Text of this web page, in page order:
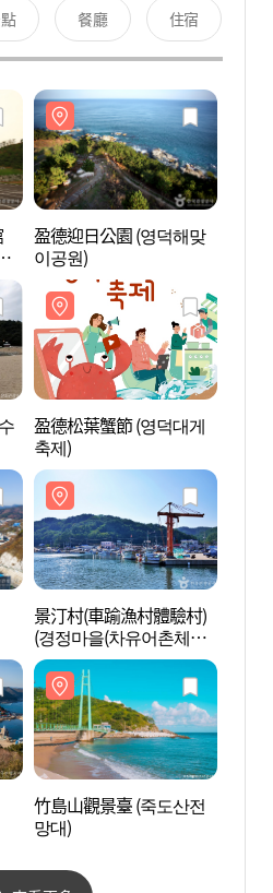
餐廳 住宿
盈德迎日公園 (영덕해맞
이공원)
盈德松葉蟹節 (영덕대게
축제)
景汀村(車踰漁村體驗村)
(경정마을(차유어촌체험
마을))
竹島山觀景臺 (죽도산전
망대)